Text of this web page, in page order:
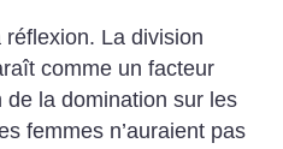
La division
comme un facteur
de la domination sur les
femmes n’auraient pas